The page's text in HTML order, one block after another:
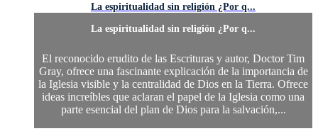
La espiritualidad sin religión ¿Por q...
La espiritualidad sin religión ¿Por q...
El reconocido erudito de las Escrituras y autor, Doctor Tim
Gray, ofrece una fascinante explicación de la importancia de
la Iglesia visible y la centralidad de Dios en la Tierra. Ofrece
ideas increíbles que aclaran el papel de la Iglesia como una
parte esencial del plan de Dios para la salvación,...